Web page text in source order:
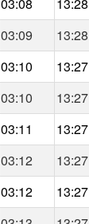
03:09 13:28
03:10 13:27
03:10 13:27
03:11 13:27
03:12 13:27
03:12 13:27